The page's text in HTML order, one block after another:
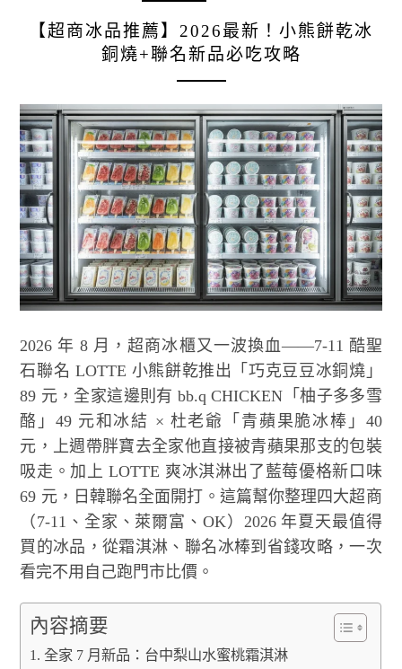
【超商冰品推薦】2026最新！小熊餅乾冰
銅燒+聯名新品必吃攻略
2026 年 8 月，超商冰櫃又一波換血——7-11 酷聖
石聯名 LOTTE 小熊餅乾推出「巧克豆豆冰銅燒」
89 元，全家這邊則有 bb.q CHICKEN「柚子多多雪
酪」49 元和冰結 × 杜老爺「青蘋果脆冰棒」40
元，上週帶胖寶去全家他直接被青蘋果那支的包裝
吸走。加上 LOTTE 爽冰淇淋出了藍莓優格新口味
69 元，日韓聯名全面開打。這篇幫你整理四大超商
（7-11、全家、萊爾富、OK）2026 年夏天最值得
買的冰品，從霜淇淋、聯名冰棒到省錢攻略，一次
看完不用自己跑門市比價。
內容摘要
全家 7 月新品：台中梨山水蜜桃霜淇淋